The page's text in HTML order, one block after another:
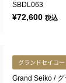
SBDL063
¥72,600 税込
グランドセイコー
Grand Seiko /